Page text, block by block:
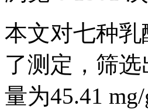
本文对七种
了测定，筛
量为45.41